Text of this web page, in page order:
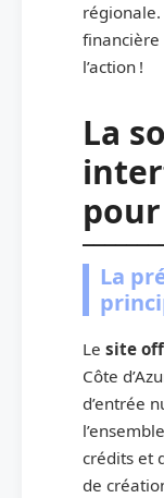
financière
l’action !
La
pour
La
Le site
Côte
d’entrée
crédits et
de